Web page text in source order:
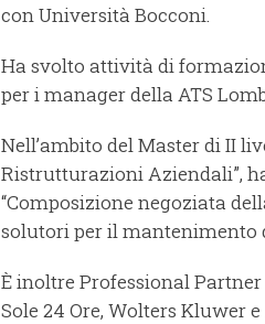
con Università Bocconi.
Ha svolto attività di
per i manager della ATS
Nell’ambito del Master di II
Ristrutturazioni Aziendali”,
“Composizione negoziata
solutori per il mantenimento
È inoltre Professional Partner
Sole 24 Ore, Wolters Kluwer